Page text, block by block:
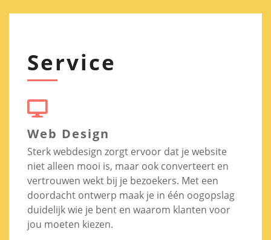
Service
Web Design
Sterk webdesign zorgt ervoor dat je website
niet alleen mooi is, maar ook converteert en
vertrouwen wekt bij je bezoekers. Met een
doordacht ontwerp maak je in één oogopslag
duidelijk wie je bent en waarom klanten voor
jou moeten kiezen.